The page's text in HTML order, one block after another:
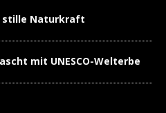
stille Naturkraft
mit UNESCO-Welterbe